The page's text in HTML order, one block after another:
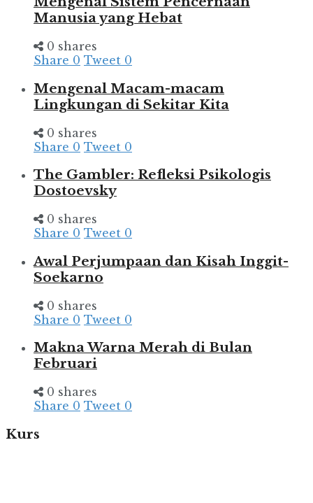
Manusia yang Hebat
0 shares
Share 0 Tweet 0
Mengenal Macam-macam
Lingkungan di Sekitar Kita
0 shares
Share 0 Tweet 0
The Gambler: Refleksi Psikologis
Dostoevsky
0 shares
Share 0 Tweet 0
Awal Perjumpaan dan Kisah Inggit-
Soekarno
0 shares
Share 0 Tweet 0
Makna Warna Merah di Bulan
Februari
0 shares
Share 0 Tweet 0
Kurs